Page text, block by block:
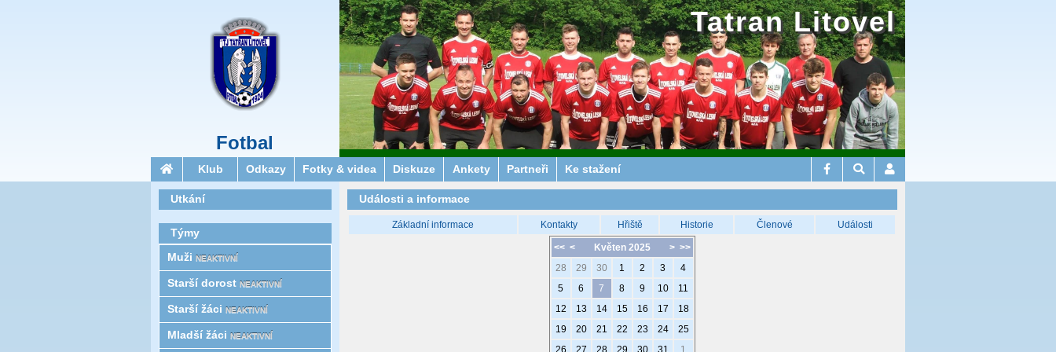
Fotbal
Tatran Litovel
Klub Odkazy Fotky & videa Diskuze Ankety Partneři Ke stažení
Události a informace
Základní informace Kontakty Hřiště Historie Členové Události
<< < > >>
Květen 2025
28
29 30 1 2 3
4
5
6 7 8 9 10
11
12
13 14 15 16 17
18
19
20 21 22 23 24
25
26
27 28 29 30 31
1
Utkání
Týmy
Muži NEAKTIVNÍ
Starší­ dorost NEAKTIVNÍ
Starší žáci NEAKTIVNÍ
Mladší žáci NEAKTIVNÍ